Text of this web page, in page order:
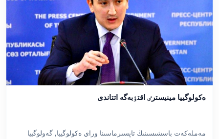
ەكولوگييا مينيسترٸ اقتٶبەگە اتتاندى
مەملەكەت باسشىسىنىڭ تاپسىرماسىنا وراي ەكولوگييا, گەولوگييا